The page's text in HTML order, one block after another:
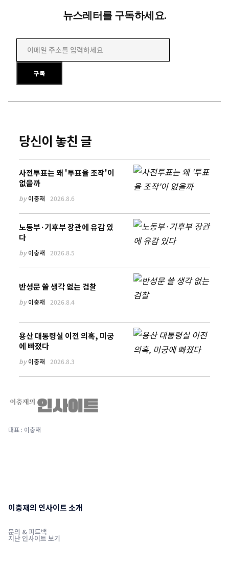
뉴스레터를 구독하세요.
이메일 주소를 입력하세요
구독
당신이 놓친 글
사전투표는 왜 '투표율 조작'이
없을까
by이충재 2026.8.6
노동부·기후부 장관에 유감 있
다
by이충재 2026.8.5
반성문 쓸 생각 없는 검찰
by이충재 2026.8.4
용산 대통령실 이전 의혹, 미궁
에 빠졌다
by이충재 2026.8.3
대표 : 이충재
이충재의 인사이트 소개
문의 & 피드백
지난 인사이트 보기